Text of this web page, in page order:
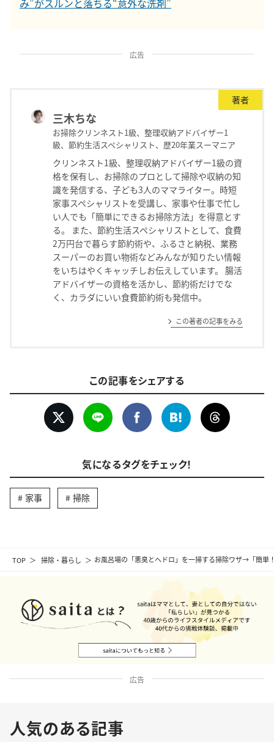
TOP 掃除・暮らし お風呂場の「悪臭とヘドロ」を一掃する掃除ワザ→「簡単
み”がスルンと落ちる“意外な洗剤”
広告
著者
三木ちな
お掃除クリンネスト1級、整理収納アドバイザー1
級、節約生活スペシャリスト、歴20年業スーマニア
クリンネスト1級、整理収納アドバイザー1級の資
格を保有し、お掃除のプロとして掃除や収納の知
識を発信する、子ども3人のママライター。時短
家事スペシャリストを受講し、家事や仕事で忙し
い人でも「簡単にできるお掃除方法」を得意とす
る。 また、節約生活スペシャリストとして、食費
2万円台で暮らす節約術や、ふるさと納税、業務
スーパーのお買い物術などみんなが知りたい情報
をいちはやくキャッチしお伝えしています。 腸活
アドバイザーの資格を活かし、節約術だけでな
く、カラダにいい食費節約術も発信中。
この著者の記事をみる
この記事をシェアする
気になるタグをチェック！
家事 掃除
広告
人気のある記事